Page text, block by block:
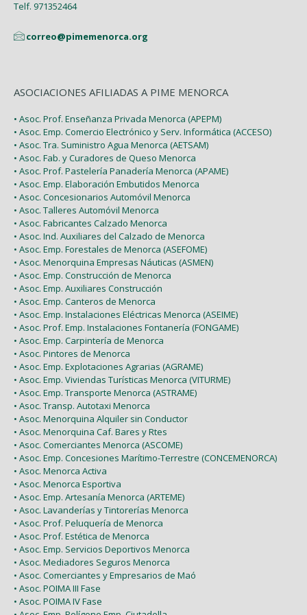
Telf. 971352464
correo@pimemenorca.org
ASOCIACIONES AFILIADAS A PIME MENORCA
• Asoc. Prof. Enseñanza Privada Menorca (APEPM)
• Asoc. Emp. Comercio Electrónico y Serv. Informática (ACCESO)
• Asoc. Tra. Suministro Agua Menorca (AETSAM)
• Asoc. Fab. y Curadores de Queso Menorca
• Asoc. Prof. Pastelería Panadería Menorca (APAME)
• Asoc. Emp. Elaboración Embutidos Menorca
• Asoc. Concesionarios Automóvil Menorca
• Asoc. Talleres Automóvil Menorca
• Asoc. Fabricantes Calzado Menorca
• Asoc. Ind. Auxiliares del Calzado de Menorca
• Asoc. Emp. Forestales de Menorca (ASEFOME)
• Asoc. Menorquina Empresas Náuticas (ASMEN)
• Asoc. Emp. Construcción de Menorca
• Asoc. Emp. Auxiliares Construcción
• Asoc. Emp. Canteros de Menorca
• Asoc. Emp. Instalaciones Eléctricas Menorca (ASEIME)
• Asoc. Prof. Emp. Instalaciones Fontanería (FONGAME)
• Asoc. Emp. Carpintería de Menorca
• Asoc. Pintores de Menorca
• Asoc. Emp. Explotaciones Agrarias (AGRAME)
• Asoc. Emp. Viviendas Turísticas Menorca (VITURME)
• Asoc. Emp. Transporte Menorca (ASTRAME)
• Asoc. Transp. Autotaxi Menorca
• Asoc. Menorquina Alquiler sin Conductor
• Asoc. Menorquina Caf. Bares y Rtes
• Asoc. Comerciantes Menorca (ASCOME)
• Asoc. Emp. Concesiones Marítimo-Terrestre (CONCEMENORCA)
• Asoc. Menorca Activa
• Asoc. Menorca Esportiva
• Asoc. Emp. Artesanía Menorca (ARTEME)
• Asoc. Lavanderías y Tintorerías Menorca
• Asoc. Prof. Peluquería de Menorca
• Asoc. Prof. Estética de Menorca
• Asoc. Emp. Servicios Deportivos Menorca
• Asoc. Mediadores Seguros Menorca
• Asoc. Comerciantes y Empresarios de Maó
• Asoc. POIMA III Fase
• Asoc. POIMA IV Fase